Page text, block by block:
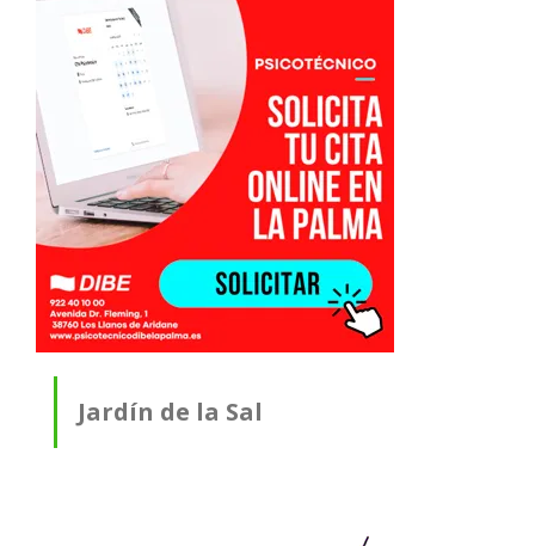
Jardín de la Sal